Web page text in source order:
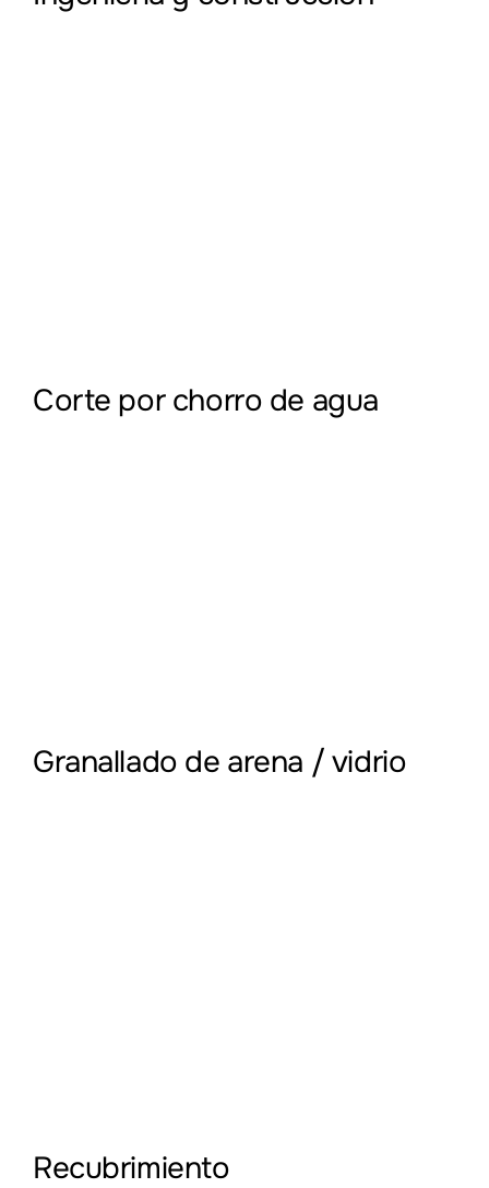
Corte por chorro de agua
Granallado de arena / vidrio
Recubrimiento